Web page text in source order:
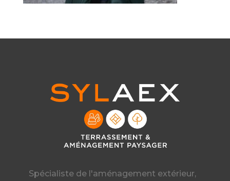
Spécialiste de l'aménagement extérieur,